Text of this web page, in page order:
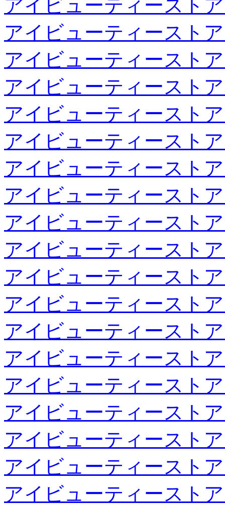
アイビューティースト
アイビューティースト
アイビューティースト
アイビューティースト
アイビューティースト
アイビューティースト
アイビューティースト
アイビューティースト
アイビューティースト
アイビューティースト
アイビューティースト
アイビューティースト
アイビューティースト
アイビューティースト
アイビューティースト
アイビューティースト
アイビューティースト
アイビューティースト
アイビューティースト